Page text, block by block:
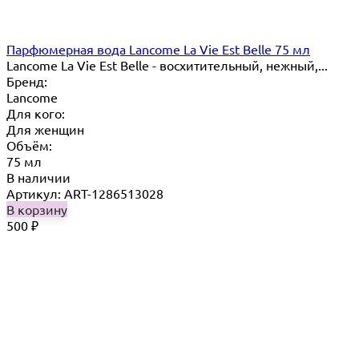
Парфюмерная вода Lancome La Vie Est Belle 75 мл
Lancome La Vie Est Belle - восхитительный, нежный,...
Бренд:
Lancome
Для кого:
Для женщин
Объём:
75 мл
В наличии
Артикул: ART-1286513028
В корзину
500 ₽